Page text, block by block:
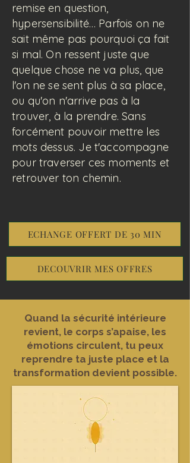
remise en question,
hypersensibilité… Parfois on ne
sait même pas pourquoi ça fait
si mal. On ressent juste que
quelque chose ne va plus, que
l'on ne se sent plus à sa place,
ou qu'on n'arrive pas à la
trouver, à la prendre. Sans
forcément pouvoir mettre les
mots dessus. Je t'accompagne
pour traverser ces moments et
retrouver ton chemin.
ECHANGE OFFERT DE 30 MIN
DECOUVRIR MES OFFRES
Quand la sécurité intérieure
revient, le corps s’apaise, les
émotions circulent, tu peux
reprendre ta juste place et la
transformation devient possible.